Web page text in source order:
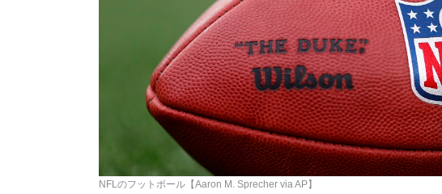
NFLのフットボール【Aaron M. Sprecher via AP】